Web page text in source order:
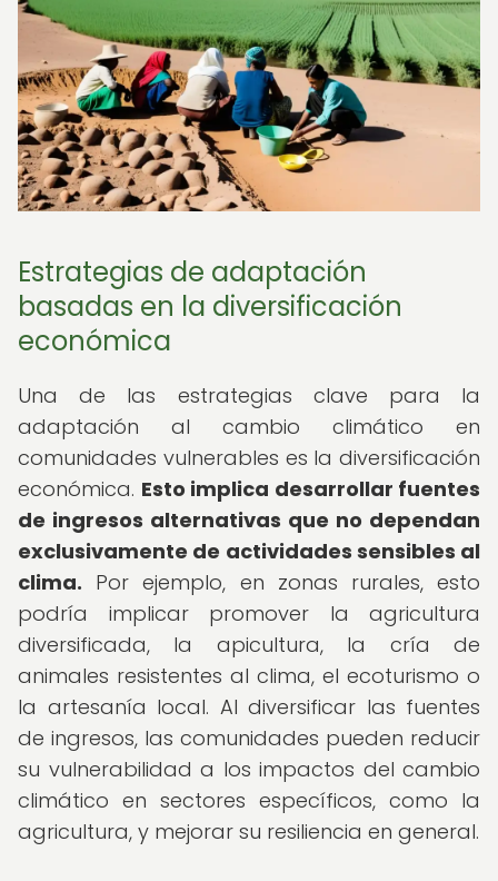
Estrategias de adaptación
basadas en la diversificación
económica
Una de las estrategias clave para la
adaptación al cambio climático en
comunidades vulnerables es la diversificación
económica. Esto implica desarrollar fuentes
de ingresos alternativas que no dependan
exclusivamente de actividades sensibles al
clima. Por ejemplo, en zonas rurales, esto
podría implicar promover la agricultura
diversificada, la apicultura, la cría de
animales resistentes al clima, el ecoturismo o
la artesanía local. Al diversificar las fuentes
de ingresos, las comunidades pueden reducir
su vulnerabilidad a los impactos del cambio
climático en sectores específicos, como la
agricultura, y mejorar su resiliencia en general.